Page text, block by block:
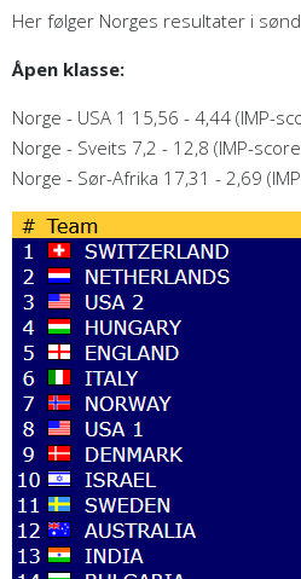
Her følger Norges resultater i
Åpen klasse:
Norge - USA 1 15,56 - 4,44 (IMP-
Norge - Sveits 7,2 - 12,8 (IMP-
Norge - Sør-Afrika 17,31 - 2,69